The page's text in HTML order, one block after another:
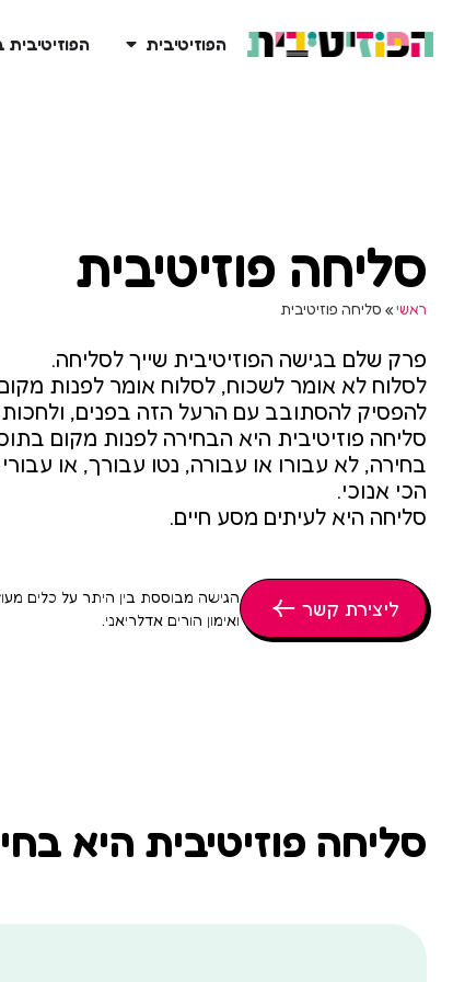
הפוזיטיבית הפוזיטיבית
סליחה פוזיטיבית
ראשי» סליחה פוזיטיבית
פרק שלם בגישה הפוזיטיבית שייך לסליחה.
לסלוח לא אומר לשכוח, לסלוח אומר לפנות
להפסיק להסתובב עם הרעל הזה בפנים, ולחכות
סליחה פוזיטיבית היא הבחירה לפנות מקום
בחירה, לא עבורו או עבורה, נטו עבורך, או
הכי אנוכי.
סליחה היא לעיתים מסע חיים.
ליצירת קשר
ואימון הורים אדלריאני.
סליחה פוזיטיבית היא